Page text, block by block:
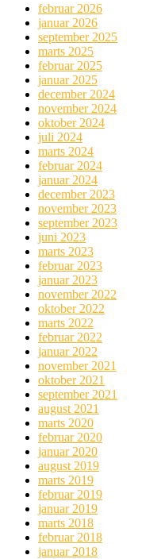
februar 2026
januar 2026
september 2025
marts 2025
februar 2025
januar 2025
december 2024
november 2024
oktober 2024
juli 2024
marts 2024
februar 2024
januar 2024
december 2023
november 2023
september 2023
juni 2023
marts 2023
februar 2023
januar 2023
november 2022
oktober 2022
marts 2022
februar 2022
januar 2022
november 2021
oktober 2021
september 2021
august 2021
marts 2020
februar 2020
januar 2020
august 2019
marts 2019
februar 2019
januar 2019
marts 2018
februar 2018
januar 2018